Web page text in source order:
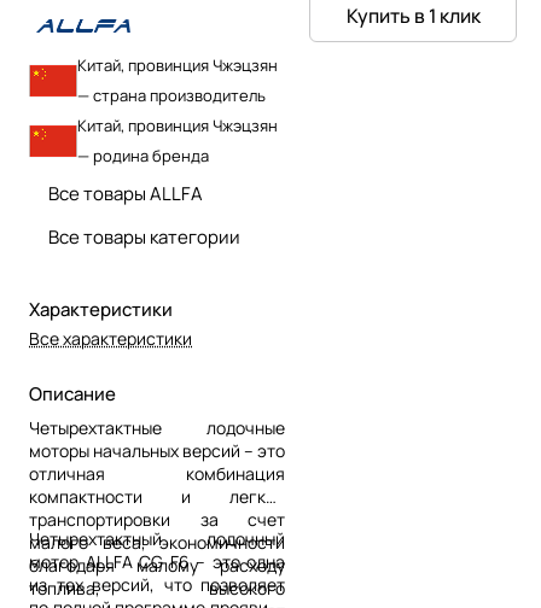
Китай, провинция Чжэцзян
— страна производитель
Китай, провинция Чжэцзян
— родина бренда
Все товары ALLFA
Все товары категории
Характеристики
Все характеристики
Описание
Четырехтактные лодочные
моторы начальных версий – это
отличная комбинация
компактности и легкой
транспортировки за счет
малого веса, экономичности
благодаря малому расходу
топлива, высокого
Четырехтактный лодочный
мотор ALLFA CG F6 – это одна
из тех версий, что позволяет
Купить в 1 клик